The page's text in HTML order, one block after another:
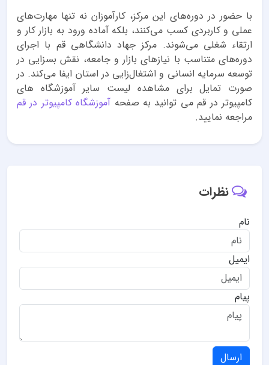
با حضور در دوره‌های این مرکز، کارآموزان نه تنها مهارت‌های
عملی و کاربردی کسب می‌کنند، بلکه آماده ورود به بازار کار و
ارتقاء شغلی می‌شوند. مرکز جهاد دانشگاهی قم با اجرای
دوره‌های متناسب با نیازهای بازار و جامعه، نقش بسزایی در
توسعه سرمایه انسانی و اشتغال‌زایی در استان ایفا می‌کند. در
صورت تمایل برای مشاهده لیست سایر آموزشگاه های
کامپیوتر در قم می توانید به صفحه آموزشگاه کامپیوتر در قم
مراجعه نمایید.
نظرات
نام
ایمیل
پیام
ارسال